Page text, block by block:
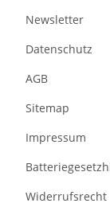
Newsletter
Datenschutz
AGB
Sitemap
Impressum
Widerrufsrecht